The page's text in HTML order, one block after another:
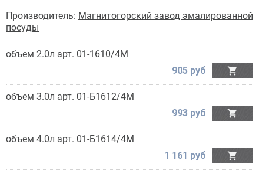
Производитель: Магнитогорский завод эмалированной
посуды
объем 2.0л арт. 01-1610/4М

905 руб
объем 3.0л арт. 01-Б1612/4М

993 руб
объем 4.0л арт. 01-Б1614/4М

1 161 руб